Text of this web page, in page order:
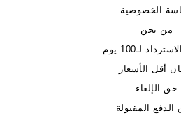
الخصوصية
من نحن
لـ100 يوم
أقل الأسعار
حق الإلغاء
المقبولة